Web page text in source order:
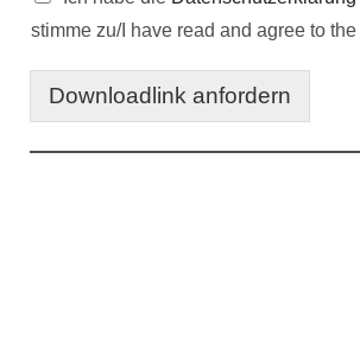
stimme zu/I have read and agree to the
Downloadlink anfordern